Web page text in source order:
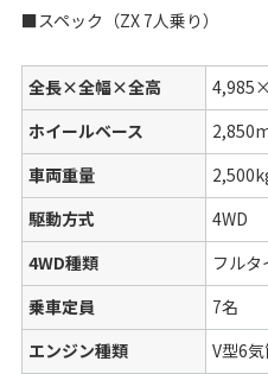
■スペック（ZX 7人乗り）
全長×全幅×全高
ホイールベース
車両重量
駆動方式
4WD
4WD種類
フルタ
乗車定員
7名
エンジン種類
V型6